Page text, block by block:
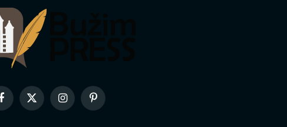
Facebook
X
InstagramPinterest